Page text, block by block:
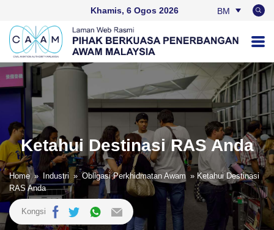
Khamis, 6 Ogos 2026
BM
Ketahui Destinasi RAS Anda
Home » Industri » Obligasi Perkhidmatan Awam » Ketahui Destinasi
RAS Anda
Kongsi